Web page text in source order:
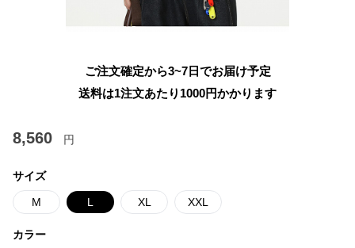
ご注文確定から3~7日でお届け予定
送料は1注文あたり 1000円かかります
8,560 円
サイズ
M L XL XXL
カラー